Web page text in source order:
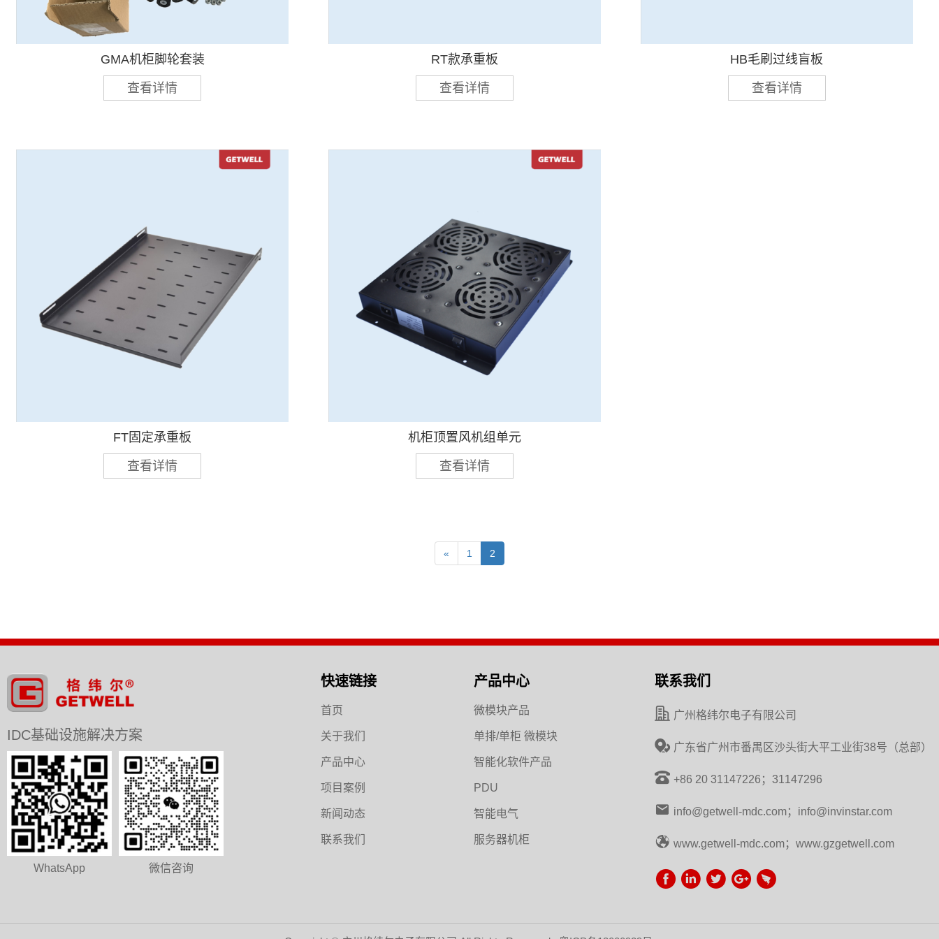
GMA机柜脚轮套装
查看详情
RT款承重板
查看详情
HB毛刷过线盲板
查看详情
FT固定承重板
查看详情
机柜顶置风机组单元
查看详情
« 1 2
IDC基础设施解决方案
WhatsApp 微信咨询
快速链接
首页
关于我们
产品中心
项目案例
新闻动态
联系我们
产品中心
微模块产品
单排/单柜 微模块
智能化软件产品
PDU
智能电气
服务器机柜
联系我们
广州格纬尔电子有限公司
广东省广州市番禺区沙头街大平工业街38号（总部）
+86 20 31147226；31147296
info@getwell-mdc.com；info@invinstar.com
www.getwell-mdc.com；www.gzgetwell.com